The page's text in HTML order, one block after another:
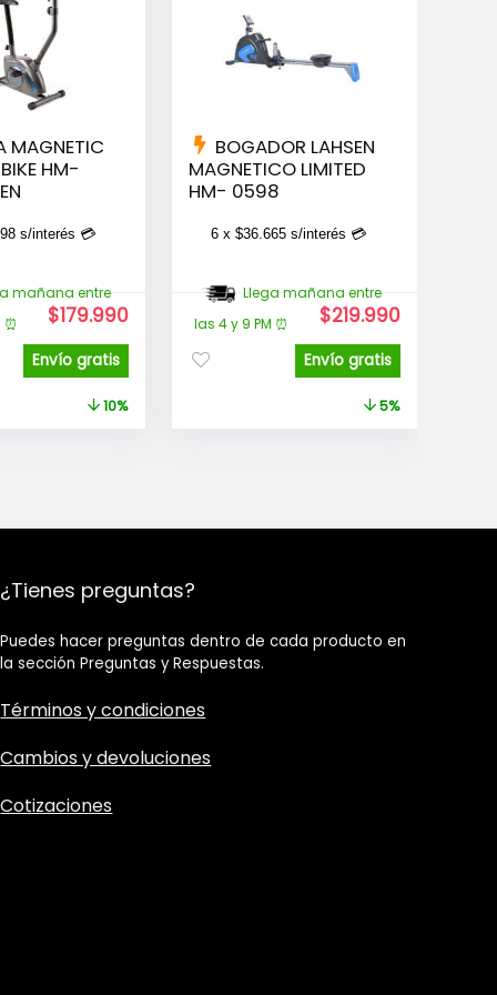
MAGNETIC
HM-
s/interés 💳
mañana entre
El
original
era:
$199.990.
$179.990El
es:
$179.990.
Envío gratis
10%
BOGADOR LAHSEN
MAGNETICO LIMITED
HM- 0598
6 x$36.665 s/interés 💳
Llega mañana entre
las 4 y 9 PM ⏰
El
original
era:
$230.990.
$219.990El
es:
$219.990.
Envío gratis
5%
¿Tienes preguntas?
Puedes hacer preguntas dentro de cada producto en
la sección Preguntas y Respuestas.
Términos y condiciones
Cambios y devoluciones
Cotizaciones​